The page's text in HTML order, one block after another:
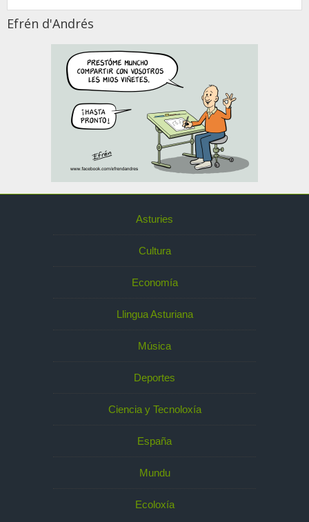
Efrén d'Andrés
Asturies
Cultura
Economía
Llingua Asturiana
Música
Deportes
Ciencia y Tecnoloxía
España
Mundu
Ecoloxía